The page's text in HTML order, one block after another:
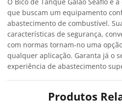
que buscam um equipamento
abastecimento de combustível.
características de segurança,
com normas tornam-no uma
qualquer aplicação. Garanta já o
experiência de abastecimento
Produtos